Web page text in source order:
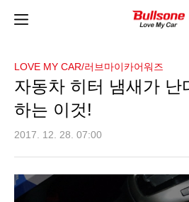
LOVE MY CAR/러브마이카어워즈
자동차 히터 냄새가 난
하는 이것!
2017. 12. 28. 07:00